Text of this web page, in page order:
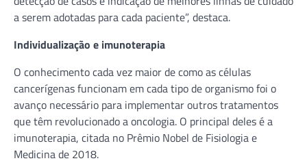
a serem adotadas para cada paciente”, destaca.
Individualização e imunoterapia
O conhecimento cada vez maior de como as células
cancerígenas funcionam em cada tipo de organismo foi o
avanço necessário para implementar outros tratamentos
que têm revolucionado a oncologia. O principal deles é a
imunoterapia, citada no Prêmio Nobel de Fisiologia e
Medicina de 2018.